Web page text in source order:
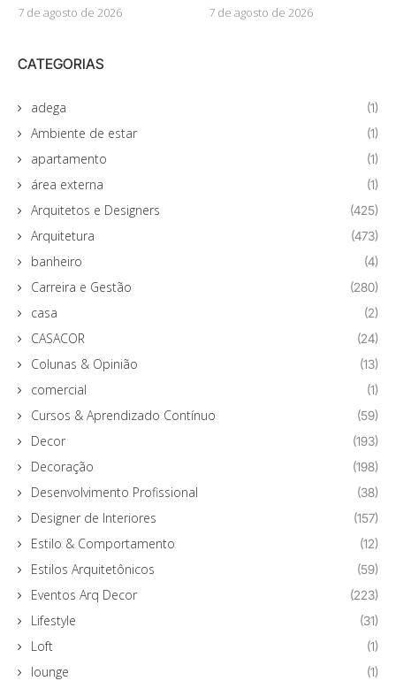
7 de agosto de 2026 7 de agosto de 2026
CATEGORIAS
adega (1)
Ambiente de estar (1)
apartamento (1)
área externa (1)
Arquitetos e Designers (425)
Arquitetura (473)
banheiro (4)
Carreira e Gestão (280)
casa (2)
CASACOR (24)
Colunas & Opinião (13)
comercial (1)
Cursos & Aprendizado Contínuo (59)
Decor (193)
Decoração (198)
Desenvolvimento Profissional (38)
Designer de Interiores (157)
Estilo & Comportamento (12)
Estilos Arquitetônicos (59)
Eventos Arq Decor (223)
Lifestyle (31)
Loft (1)
lounge (1)